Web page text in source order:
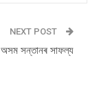
NEXT POST
অসম সন্তানৰ সাফল্য